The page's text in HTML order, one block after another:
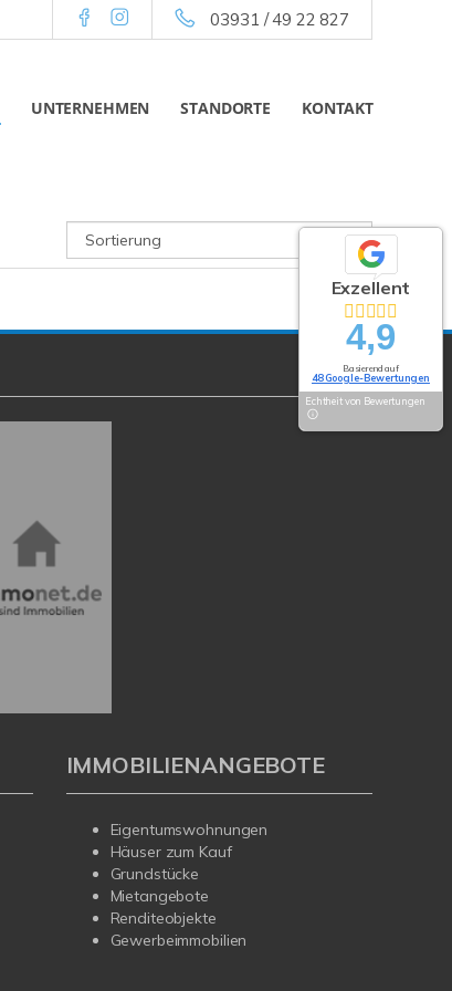
03931 / 49 22 827
UNTERNEHMEN STANDORTE KONTAKT
Exzellent
4,9
Basierend auf
48 Google-Bewertungen
Echtheit von Bewertungen
IMMOBILIENANGEBOTE
Eigentumswohnungen
Häuser zum Kauf
Grundstücke
Mietangebote
Renditeobjekte
Gewerbeimmobilien